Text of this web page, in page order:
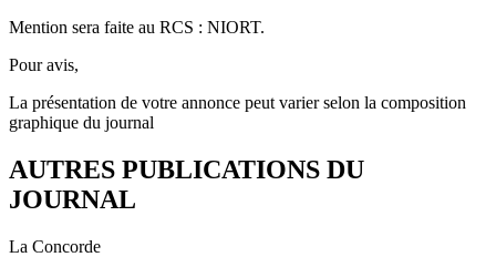
Mention sera faite au RCS : NIORT.
Pour avis,
La présentation de votre annonce peut varier selon la composition
graphique du journal
AUTRES PUBLICATIONS DU
JOURNAL
La Concorde